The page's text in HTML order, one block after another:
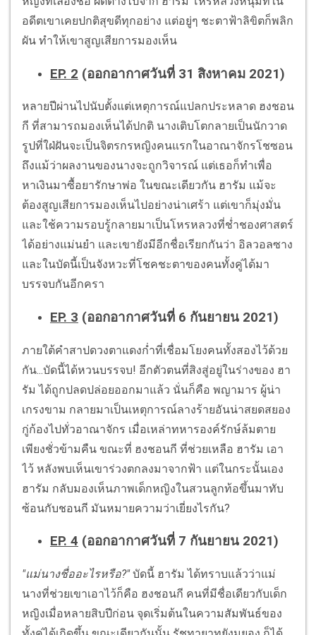
อดีตเขาเคยปกติสุขดีทุกอย่าง แต่อยู่ๆ ชะตาฟ้าลิขิตก็พลิก
ผัน ทำให้เขาสูญเสียการมองเห็น
EP. 2 (ออกอากาศวันที่ 31 สิงหาคม 2021)
หลายปีผ่านไปนับตั้งแต่เหตุการณ์แปลกประหลาด ฮงชอน
กี ที่สามารถมองเห็นได้ปกติ นางเติบโตกลายเป็นนักวาด
รูปที่ใฝ่ฝันจะเป็นจิตรกรหญิงคนแรกในอาณาจักรโชซอน
ถึงแม้ว่าผลงานของนางจะถูกวิจารณ์ แต่เธอก็ทำเพื่อ
หาเงินมาซื้อยารักษาพ่อ ในขณะเดียวกัน ฮารัม แม้จะ
ต้องสูญเสียการมองเห็นไปอย่างน่าเศร้า แต่เขาก็มุ่งมั่น
และใช้ความรอบรู้กลายมาเป็นโหรหลวงที่ช่ำชองศาสตร์
ได้อย่างแม่นยำ และเขายังมีอีกชื่อเรียกกันว่า อิลวอลซาง
และในบัดนี้เป็นจังหวะที่โชคชะตาของคนทั้งคู่ได้มา
บรรจบกันอีกครา
EP. 3 (ออกอากาศวันที่ 6 กันยายน 2021)
ภายใต้คำสาปดวงตาแดงก่ำที่เชื่อมโยงคนทั้งสองไว้ด้วย
กัน...บัดนี้ได้หวนบรรจบ! อีกตัวตนที่สิงสู่อยู่ในร่างของ ฮา
รัม ได้ถูกปลดปล่อยออกมาแล้ว นั่นก็คือ พญามาร ผู้น่า
เกรงขาม กลายมาเป็นเหตุการณ์ลางร้ายอันน่าสยดสยอง
กู่ก้องไปทั่วอาณาจักร เมื่อเหล่าทหารองค์รักษ์ล้มตาย
เพียงชั่วข้ามคืน ขณะที่ ฮงชอนกี ที่ช่วยเหลือ ฮารัม เอา
ไว้ หลังพบเห็นเขาร่วงตกลงมาจากฟ้า แต่ในกระนั้นเอง
ฮารัม กลับมองเห็นภาพเด็กหญิงในสวนลูกท้อขึ้นมาทับ
ซ้อนกับชอนกี มันหมายความว่าเยี่ยงไรกัน?
EP. 4 (ออกอากาศวันที่ 7 กันยายน 2021)
"แม่นางชื่ออะไรหรือ?"บัดนี้ ฮารัม ได้ทราบแล้วว่าแม่
นางที่ช่วยเขาเอาไว้ก็คือ ฮงชอนกี คนที่มีชื่อเดียวกับเด็ก
หญิงเมื่อหลายสิบปีก่อน จุดเริ่มต้นในความสัมพันธ์ของ